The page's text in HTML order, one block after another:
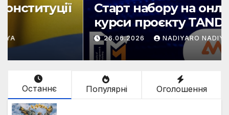
Старт набору на онлайн-
курси проєкту TANDEM-UA-DE
у зимовому семестрі
2026/2027!
26.06.2026 NADIYARO NADIYA
Останнє Популярні Оголошення